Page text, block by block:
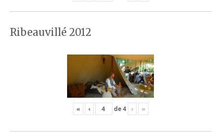
Ribeauvillé 2012
« ‹ de4 › »